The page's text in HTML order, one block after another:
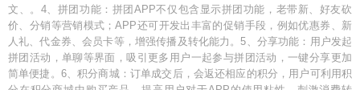
文、。4、拼团功能：拼团APP不仅包含显示拼团功能，老带新、好友砍
价、分销等营销模式；APP还可开发出丰富的促销手段，例如优惠券、新
人礼、代金券、会员卡等，增强传播及转化能力。5、分享功能：用户发起
拼团活动，单聊等界面，吸引更多用户一起参与拼团活动，一键分享更加
简单便捷。6、积分商城：订单成交后，会返还相应的积分，用户可利用积